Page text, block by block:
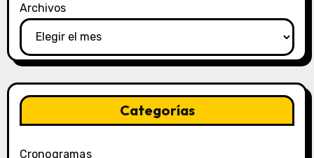
Archivos
Categorías
Cronogramas